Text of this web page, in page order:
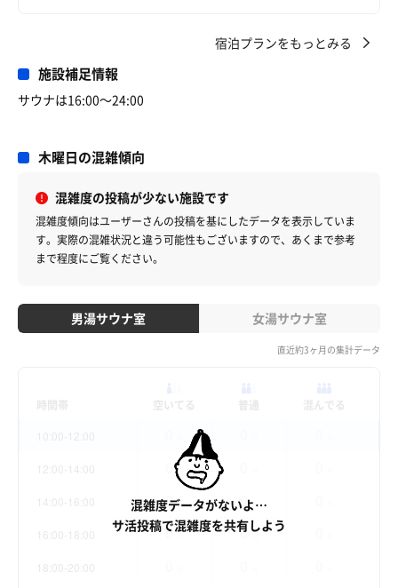
宿泊プランをもっとみる
施設補足情報
サウナは16:00〜24:00
木曜日の混雑傾向
混雑度の投稿が少ない施設です
混雑度傾向はユーザーさんの投稿を基にしたデータを表示していま
す。 実際の混雑状況と違う可能性もございますので、あくまで参考
まで程度にご覧ください。
男湯サウナ室 女湯サウナ室
直近約3ヶ月の集計データ
混雑度データがないよ…
サ活投稿で混雑度を共有しよう
件
0 件 0 件
0 0